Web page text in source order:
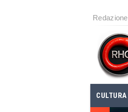
Redazione
CULTURA